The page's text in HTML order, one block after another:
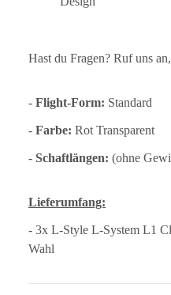
Hast du Fragen? Ruf uns
- Flight-Form: Standard
- Farbe: Rot Transparent
- Schaftlängen: (ohne
Lieferumfang:
- 3x L-Style L-System L1
Wahl